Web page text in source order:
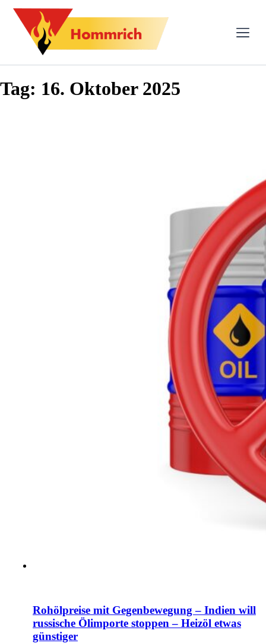
Tag: 16. Oktober 2025
Rohölpreise mit Gegenbewegung – Indien will
russische Ölimporte stoppen – Heizöl etwas
günstiger